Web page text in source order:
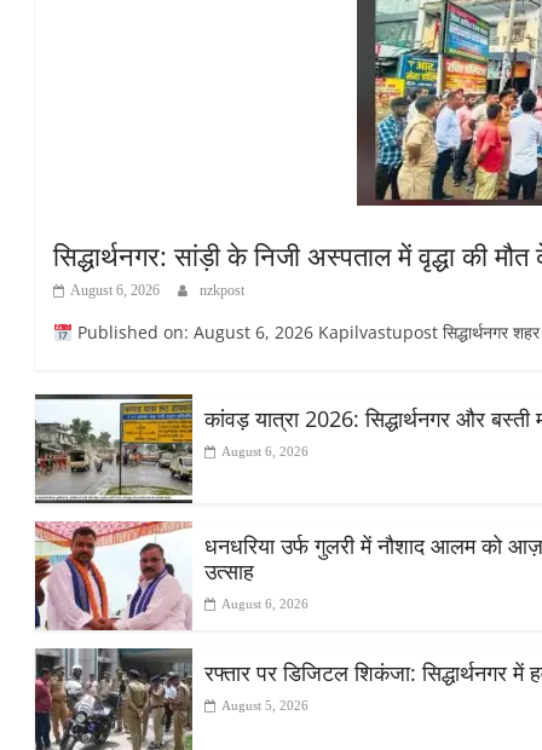
सिद्धार्थनगर: सांड़ी के निजी अस्पताल में वृद्धा की
August 6, 2026 nzkpost
Published on: August 6, 2026 Kapilvastupost सिद्धार्थनगर शहर के
कांवड़ यात्रा 2026: सिद्धार्थनगर और
August 6, 2026
धनधरिया उर्फ गुलरी में नौशाद आलम को
उत्साह
August 6, 2026
रफ्तार पर डिजिटल शिकंजा: सिद्धार्थनगर
August 5, 2026